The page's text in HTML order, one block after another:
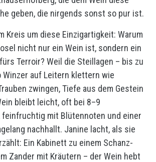
geben, die nirgends sonst so pur ist.
Kreis um diese Einzigartigkeit: Warum
nicht nur ein Wein ist, sondern ein
Terroir? Weil die Steillagen – bis zu
Winzer auf Leitern klettern wie
zwingen, Tiefe aus dem Gestein
bleibt leicht, oft bei 8–9
feinfruchtig mit Blütennoten und einer
nachhallt. Janine lacht, als sie
Ein Kabinett zu einem Schanz-
Zander mit Kräutern – der Wein hebt